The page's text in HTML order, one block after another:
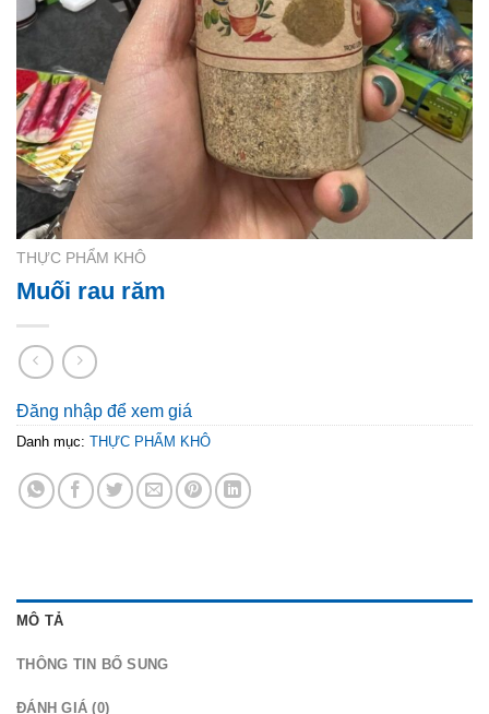
THỰC PHẨM KHÔ
Muối rau răm
Đăng nhập để xem giá
Danh mục: THỰC PHẨM KHÔ
MÔ TẢ
THÔNG TIN BỔ SUNG
ĐÁNH GIÁ (0)